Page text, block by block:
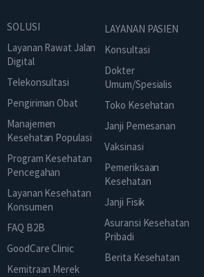
SOLUSI
Layanan Rawat Jalan
Digital
Telekonsultasi
Pengiriman Obat
Manajemen
Kesehatan Populasi
Program Kesehatan
Pencegahan
Layanan Kesehatan
Konsumen
FAQ B2B
GoodCare Clinic
Kemitraan Merek
LAYANAN PASIEN
Konsultasi
Dokter
Umum/Spesialis
Toko Kesehatan
Janji Pemesanan
Vaksinasi
Pemeriksaan
Kesehatan
Janji Fisik
Asuransi Kesehatan
Pribadi
Berita Kesehatan